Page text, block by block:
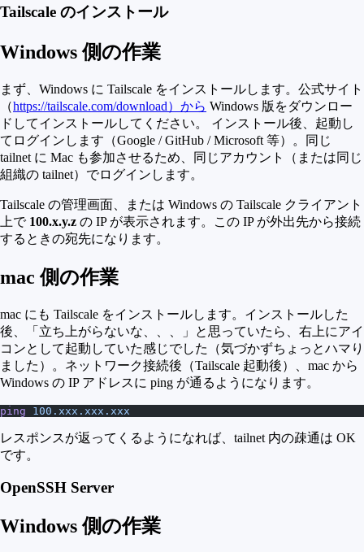
Tailscale のインストール
Windows 側の作業
まず、Windows に Tailscale をインストールします。公式サイト
（https://tailscale.com/download）から Windows 版をダウンロー
ドしてインストールしてください。 インストール後、起動し
てログインします（Google / GitHub / Microsoft 等）。同じ
tailnet に Mac も参加させるため、同じアカウント（または同じ
組織の tailnet）でログインします。
Tailscale の管理画面、または Windows の Tailscale クライアント
上で 100.x.y.z の IP が表示されます。この IP が外出先から接続
するときの宛先になります。
mac 側の作業
mac にも Tailscale をインストールします。インストールした
後、「立ち上がらないな、、、」と思っていたら、右上にアイ
コンとして起動していた感じでした（気づかずちょっとハマり
ました）。ネットワーク接続後（Tailscale 起動後）、mac から
Windows の IP アドレスに ping が通るようになります。
ping 100.xxx.xxx.xxx
レスポンスが返ってくるようになれば、tailnet 内の疎通は OK
です。
OpenSSH Server
Windows 側の作業